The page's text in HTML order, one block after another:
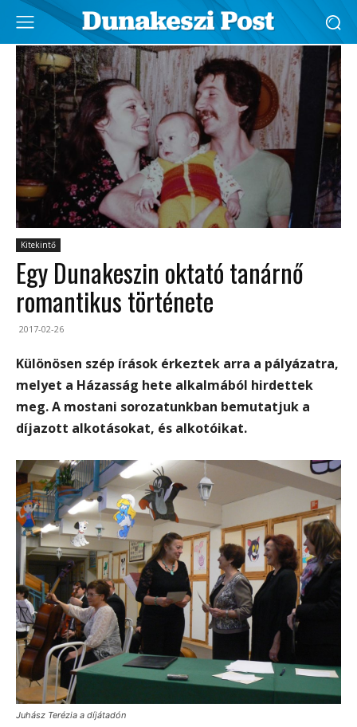
Kitekintő
Egy Dunakeszin oktató tanárnő
romantikus története
2017-02-26
Különösen szép írások érkeztek arra a pályázatra,
melyet a Házasság hete alkalmából hirdettek
meg. A mostani sorozatunkban bemutatjuk a
díjazott alkotásokat, és alkotóikat.
Juhász Terézia a díjátadón